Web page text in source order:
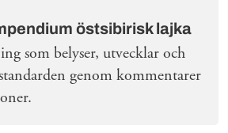
östsibirisk lajka
som belyser, utvecklar och
genom kommentarer